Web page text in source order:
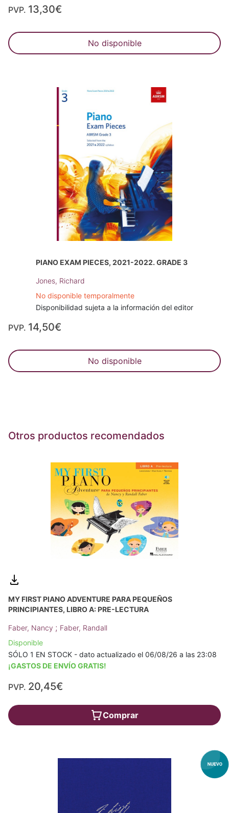
PVP. 13,30€
No disponible
PIANO EXAM PIECES, 2021-2022. GRADE 3
Jones, Richard
No disponible temporalmente
Disponibilidad sujeta a la información del editor
PVP. 14,50€
No disponible
Otros productos recomendados
MY FIRST PIANO ADVENTURE PARA PEQUEÑOS
PRINCIPIANTES, LIBRO A: PRE-LECTURA
Faber, Nancy ; Faber, Randall
Disponible
SÓLO 1 EN STOCK - dato actualizado el 06/08/26 a las 23:08
¡GASTOS DE ENVÍO GRATIS!
PVP. 20,45€
Comprar